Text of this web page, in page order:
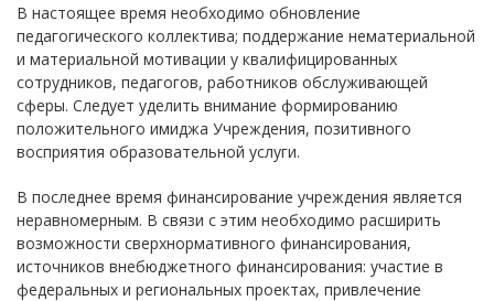
В настоящее время необходимо обновление
педагогического коллектива; поддержание нематериальной
и материальной мотивации у квалифицированных
сотрудников, педагогов, работников обслуживающей
сферы. Следует уделить внимание формированию
положительного имиджа Учреждения, позитивного
восприятия образовательной услуги.
В последнее время финансирование учреждения является
неравномерным. В связи с этим необходимо расширить
возможности сверхнормативного финансирования,
источников внебюджетного финансирования: участие в
федеральных и региональных проектах, привлечение